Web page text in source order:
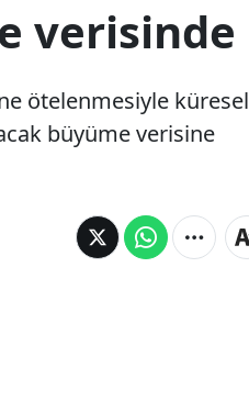
verisinde
ötelenmesiyle küresel
büyüme verisine